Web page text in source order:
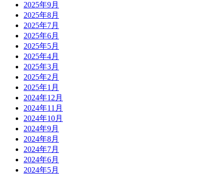
2025年9月
2025年8月
2025年7月
2025年6月
2025年5月
2025年4月
2025年3月
2025年2月
2025年1月
2024年12月
2024年11月
2024年10月
2024年9月
2024年8月
2024年7月
2024年6月
2024年5月